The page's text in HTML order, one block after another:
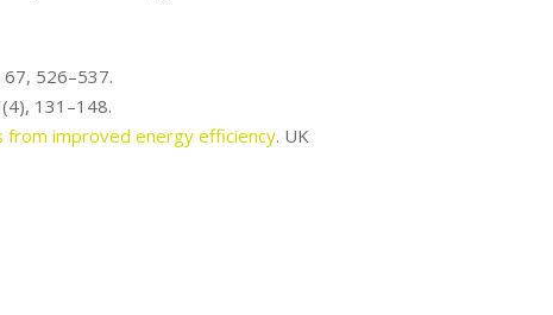
67, 526–537.
131–148.
from improved energy efficiency. UK